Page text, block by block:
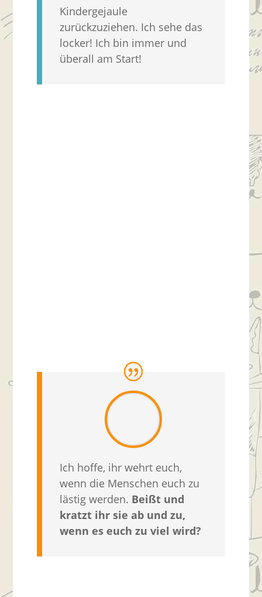
Kindergejaule
zurückzuziehen. Ich sehe das
locker! Ich bin immer und
überall am Start!
Ich hoffe, ihr wehrt euch,
wenn die Menschen euch zu
lästig werden. Beißt und
kratzt ihr sie ab und zu,
wenn es euch zu viel wird?